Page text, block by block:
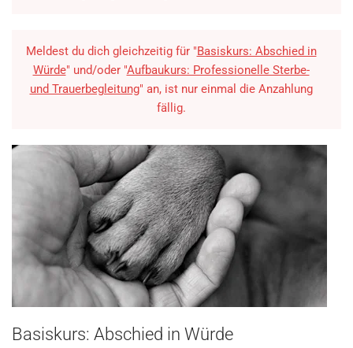
Meldest du dich gleichzeitig für "Basiskurs: Abschied in
Würde" und/oder "Aufbaukurs: Professionelle Sterbe-
und Trauerbegleitung" an, ist nur einmal die Anzahlung
fällig.
Basiskurs: Abschied in Würde